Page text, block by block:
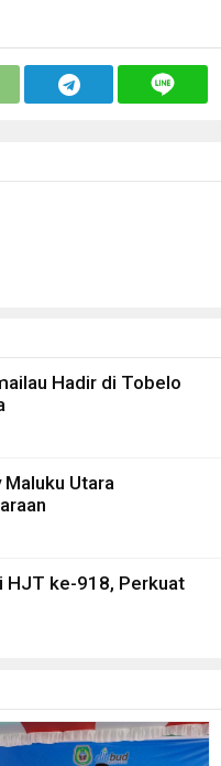
Hadir di Tobelo
Utara
HJT ke-918, Perkuat